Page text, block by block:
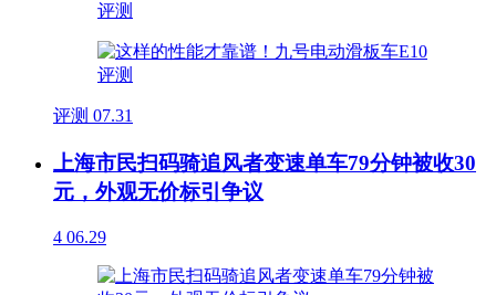
评测 07.31
上海市民扫码骑追风者变速单车79分钟被收30
元，外观无价标引争议
4 06.29